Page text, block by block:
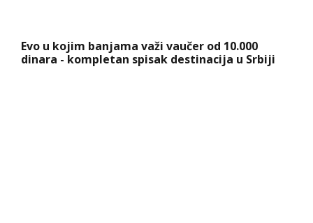
Evo u kojim banjama važi vaučer od 10.000
dinara - kompletan spisak destinacija u Srbiji